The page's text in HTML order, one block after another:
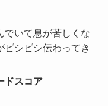
でいて息が苦しくな
ビシビシ伝わってき
ドスコア